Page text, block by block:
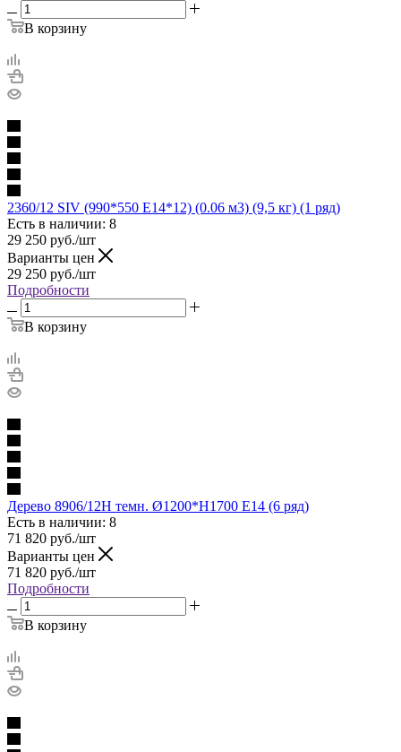
В корзину
2360/12 SIV (990*550 E14*12) (0.06 м3) (9,5 кг) (1 ряд)
Есть в наличии: 8
29 250 руб./шт
Варианты цен
29 250 руб./шт
Подробности
В корзину
Дерево 8906/12H темн. Ø1200*H1700 E14 (6 ряд)
Есть в наличии: 8
71 820 руб./шт
Варианты цен
71 820 руб./шт
Подробности
В корзину